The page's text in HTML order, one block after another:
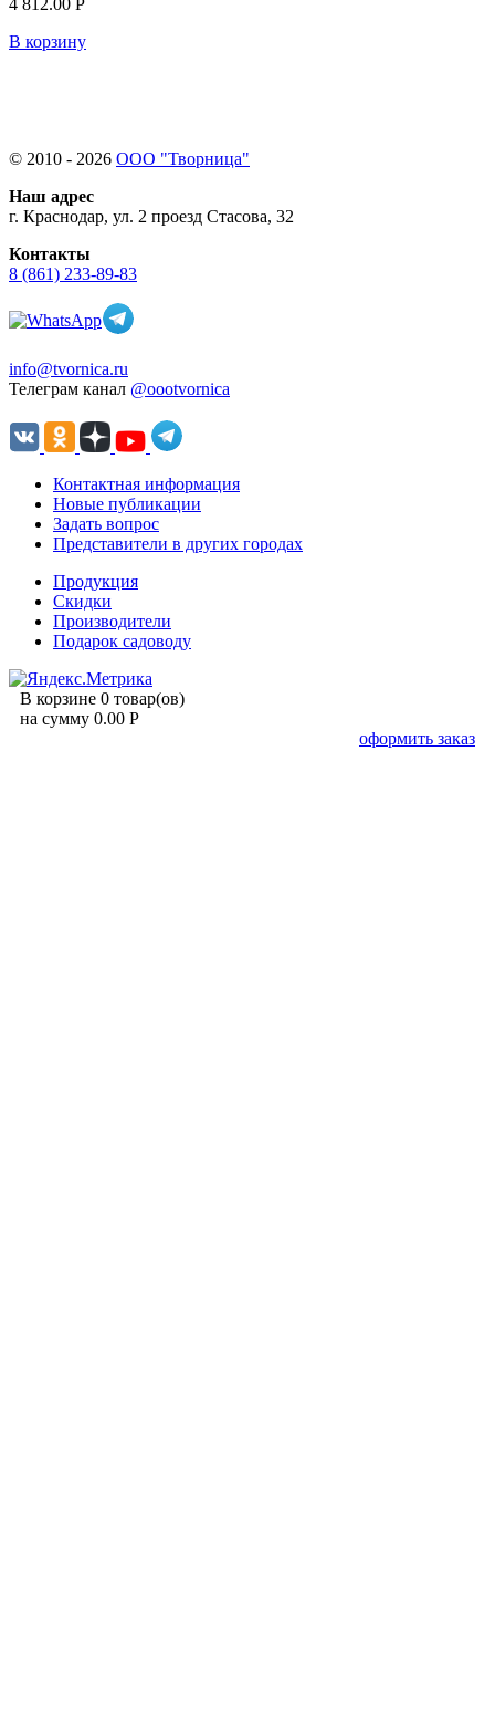
В корзину
© 2010 - 2026 ООО "Творница"
Наш адрес
г. Краснодар, ул. 2 проезд Стасова, 32
Контакты
8 (861) 233-89-83
info@tvornica.ru
Телеграм канал @oootvornica
Контактная информация
Новые публикации
Задать вопрос
Представители в других городах
Продукция
Скидки
Производители
Подарок садоводу
В корзине 0 товар(ов)
на сумму 0.00 Р
оформить заказ